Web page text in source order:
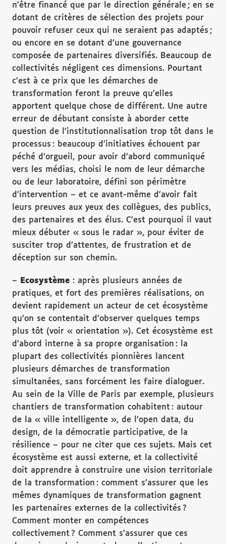
n’être financé que par le direction générale ; en se
dotant de critères de sélection des projets pour
pouvoir refuser ceux qui ne seraient pas adaptés ;
ou encore en se dotant d’une gouvernance
composée de partenaires diversifiés. Beaucoup de
collectivités négligent ces dimensions. Pourtant
c’est à ce prix que les démarches de
transformation feront la preuve qu’elles
apportent quelque chose de différent. Une autre
erreur de débutant consiste à aborder cette
question de l’institutionnalisation trop tôt dans le
processus : beaucoup d’initiatives échouent par
péché d’orgueil, pour avoir d’abord communiqué
vers les médias, choisi le nom de leur démarche
ou de leur laboratoire, défini son périmètre
d’intervention – et ce avant-même d’avoir fait
leurs preuves aux yeux des collègues, des publics,
des partenaires et des élus. C’est pourquoi il vaut
mieux débuter « sous le radar », pour éviter de
susciter trop d’attentes, de frustration et de
déception sur son chemin.
– Ecosystème : après plusieurs années de
pratiques, et fort des premières réalisations, on
devient rapidement un acteur de cet écosystème
qu’on se contentait d’observer quelques temps
plus tôt (voir « orientation »). Cet écosystème est
d’abord interne à sa propre organisation : la
plupart des collectivités pionnières lancent
plusieurs démarches de transformation
simultanées, sans forcément les faire dialoguer.
Au sein de la Ville de Paris par exemple, plusieurs
chantiers de transformation cohabitent : autour
de la « ville intelligente », de l’open data, du
design, de la démocratie participative, de la
résilience – pour ne citer que ces sujets. Mais cet
écosystème est aussi externe, et la collectivité
doit apprendre à construire une vision territoriale
de la transformation : comment s’assurer que les
mêmes dynamiques de transformation gagnent
les partenaires externes de la collectivités ?
Comment monter en compétences
collectivement ? Comment s’assurer que ces